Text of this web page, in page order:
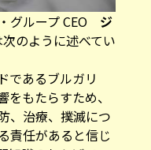
グループ CEO ジ
のように述べてい
であるブルガリ
もたらすため、
、治療、撲滅につ
責任があると信じ